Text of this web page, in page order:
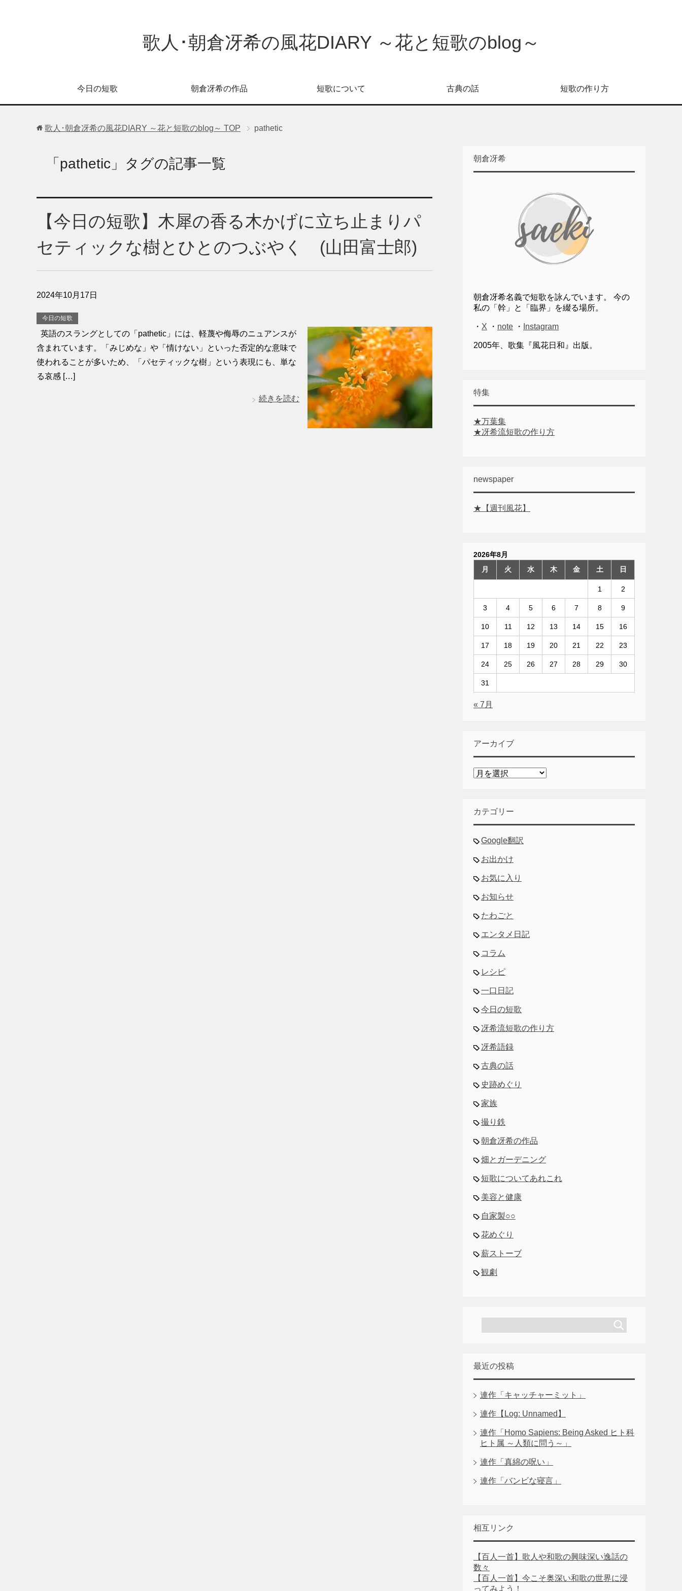
歌人･朝倉冴希の風花DIARY ～花と短歌のblog～
今日の短歌 朝倉冴希の作品 短歌について 古典の話 短歌の作り方
歌人･朝倉冴希の風花DIARY ～花と短歌のblog～ TOP pathetic
「pathetic」タグの記事一覧
【今日の短歌】木犀の香る木かげに立ち止まりパ
セティックな樹とひとのつぶやく (山田富士郎)
2024年10月17日
今日の短歌
英語のスラングとしての「pathetic」には、軽蔑や侮辱のニュアンスが
含まれています。「みじめな」や「情けない」といった否定的な意味で
使われることが多いため、「パセティックな樹」という表現にも、単な
る哀感 […]
続きを読む
朝倉冴希
朝倉冴希名義で短歌を詠んでいます。 今の
私の「幹」と「臨界」を綴る場所。
・ X ・ note ・ Instagram
2005年、歌集『風花日和』出版。
特集
★万葉集
★冴希流短歌の作り方
newspaper
★【週刊風花】
2026年8月
月
火 水 木 金 土 日
1 2
3 4 5 6 7 8 9
10 11 12 13 14 15 16
17 18 19 20 21 22 23
24 25 26 27 28 29 30
31
« 7月
アーカイブ
ア
ブ
カテゴリー
Google翻訳
お出かけ
お気に入り
お知らせ
たわごと
エンタメ日記
コラム
レシピ
一口日記
今日の短歌
冴希流短歌の作り方
冴希語録
古典の話
史跡めぐり
家族
撮り鉄
朝倉冴希の作品
畑とガーデニング
短歌についてあれこれ
美容と健康
自家製○○
花めぐり
薪ストーブ
観劇
最近の投稿
連作「キャッチャーミット」
連作【Log: Unnamed】
連作「Homo Sapiens: Being Asked ヒト科
ヒト属 ～人類に問う～」
連作「真綿の呪い」
連作「バンビな寝言」
相互リンク
【百人一首】歌人や和歌の興味深い逸話の
数々
【百人一首】今こそ奥深い和歌の世界に浸
ってみよう！